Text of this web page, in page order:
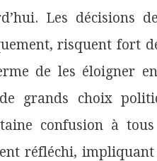
Les décisions
risquent fort
de les éloigner
grands choix
confusion à
réfléchi,